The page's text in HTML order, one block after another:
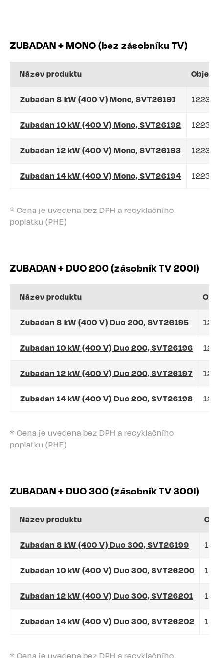
ZUBADAN + MONO (bez zásobníku TV)
Název produktu
Zubadan 8 kW (400 V) Mono, SVT26191
Zubadan 10 kW (400 V) Mono, SVT26192
Zubadan 12 kW (400 V) Mono, SVT26193
Zubadan 14 kW (400 V) Mono, SVT26194
* Cena je uvedena bez DPH a recyklačního
poplatku (PHE)
ZUBADAN + DUO 200 (zásobník TV 200l)
Název produktu
Zubadan 8 kW (400 V) Duo 200, SVT26195
Zubadan 10 kW (400 V) Duo 200, SVT26196
Zubadan 12 kW (400 V) Duo 200, SVT26197
Zubadan 14 kW (400 V) Duo 200, SVT26198
* Cena je uvedena bez DPH a recyklačního
poplatku (PHE)
ZUBADAN + DUO 300 (zásobník TV 300l)
Název produktu
Zubadan 8 kW (400 V) Duo 300, SVT26199
Zubadan 10 kW (400 V) Duo 300, SVT26200
Zubadan 12 kW (400 V) Duo 300, SVT26201
Zubadan 14 kW (400 V) Duo 300, SVT26202
* Cena je uvedena bez DPH a recyklačního